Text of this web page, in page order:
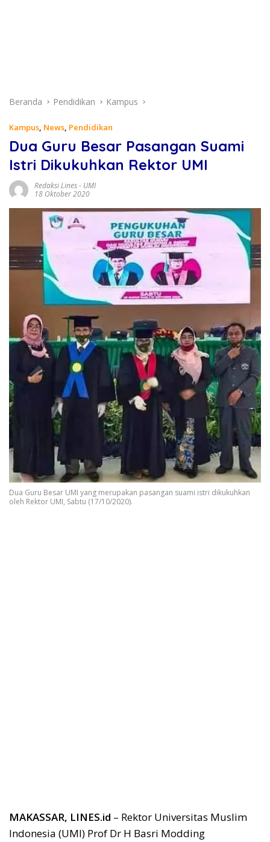
Beranda Pendidikan Kampus
Kampus, News, Pendidikan
Dua Guru Besar Pasangan Suami
Istri Dikukuhkan Rektor UMI
Redaksi Lines- UMI
18 Oktober 2020
Dua Guru Besar UMI yang merupakan pasangan suami istri dikukuhkan
oleh Rektor UMI, Sabtu (17/10/2020).
MAKASSAR, LINES.id – Rektor Universitas Muslim
Indonesia (UMI) Prof Dr H Basri Modding